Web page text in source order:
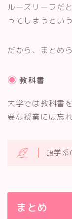
ルーズリーフだ
ってしまうとい
だから、まとめ
教科書
大学では教科書
要な授業には忘
語学系
まとめ